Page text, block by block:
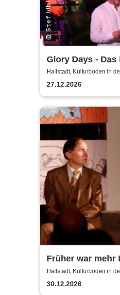
Glory Days - Das
von Prag
Hallstadt, Kulturboden in
27.12.2026
Früher war mehr
ein Abend mit
Hallstadt, Kulturboden in
30.12.2026